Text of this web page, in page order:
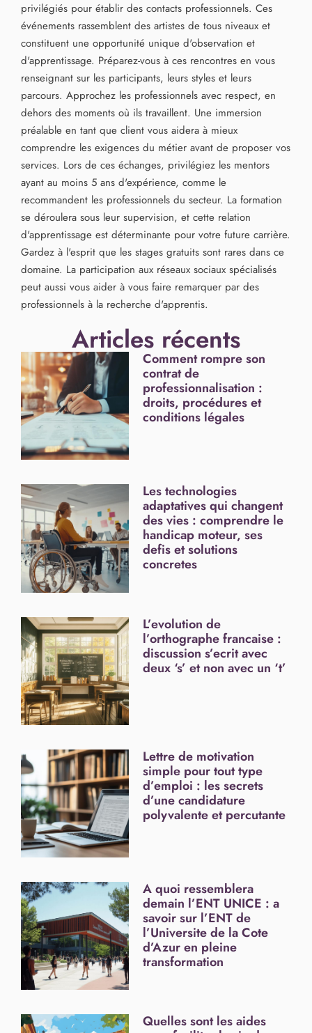
privilégiés pour établir des contacts professionnels. Ces
événements rassemblent des artistes de tous niveaux et
constituent une opportunité unique d'observation et
d'apprentissage. Préparez-vous à ces rencontres en vous
renseignant sur les participants, leurs styles et leurs
parcours. Approchez les professionnels avec respect, en
dehors des moments où ils travaillent. Une immersion
préalable en tant que client vous aidera à mieux
comprendre les exigences du métier avant de proposer vos
services. Lors de ces échanges, privilégiez les mentors
ayant au moins 5 ans d'expérience, comme le
recommandent les professionnels du secteur. La formation
se déroulera sous leur supervision, et cette relation
d'apprentissage est déterminante pour votre future carrière.
Gardez à l'esprit que les stages gratuits sont rares dans ce
domaine. La participation aux réseaux sociaux spécialisés
peut aussi vous aider à vous faire remarquer par des
professionnels à la recherche d'apprentis.
Articles récents
Comment rompre son
contrat de
professionnalisation :
droits, procédures et
conditions légales
Les technologies
adaptatives qui changent
des vies : comprendre le
handicap moteur, ses
defis et solutions
concretes
L’evolution de
l’orthographe francaise :
discussion s’ecrit avec
deux ‘s’ et non avec un ‘t’
Lettre de motivation
simple pour tout type
d’emploi : les secrets
d’une candidature
polyvalente et percutante
A quoi ressemblera
demain l’ENT UNICE : a
savoir sur l’ENT de
l’Universite de la Cote
d’Azur en pleine
transformation
Quelles sont les aides